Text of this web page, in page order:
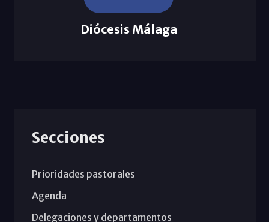
Diócesis Málaga
Secciones
Prioridades pastorales
Agenda
Delegaciones y departamentos